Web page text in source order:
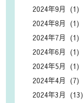
2024年9月 (1)
2024年8月 (1)
2024年7月 (1)
2024年6月 (1)
2024年5月 (1)
2024年4月 (7)
2024年3月 (13)